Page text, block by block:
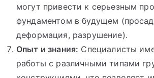
могут привести к серьезным
фундаментом в будущем
деформация, разрушение).
Опыт и знания: Специалисты
работы с различными типами